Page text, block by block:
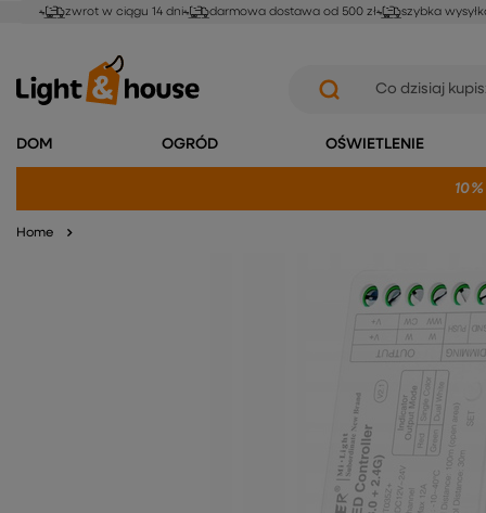
zwrot w ciągu 14 dni darmowa dostawa od 500 zł szybka
DOM OGRÓD OŚWIETLENIE
Home